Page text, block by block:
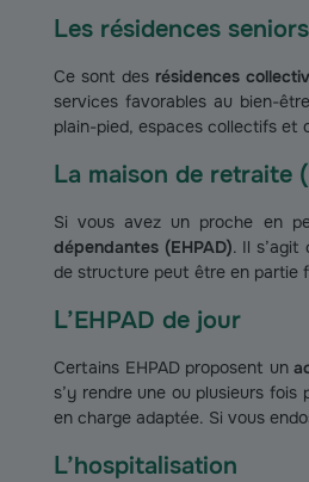
Les résidences seniors
Ce sont des résidences
services favorables au bien-
plain-pied, espaces collectifs et
La maison de retraite
Si vous avez un proche en
dépendantes (EHPAD). Il
de structure peut être en partie
L’EHPAD de jour
Certains EHPAD proposent un
s’y rendre une ou plusieurs
en charge adaptée. Si vous
L’hospitalisation